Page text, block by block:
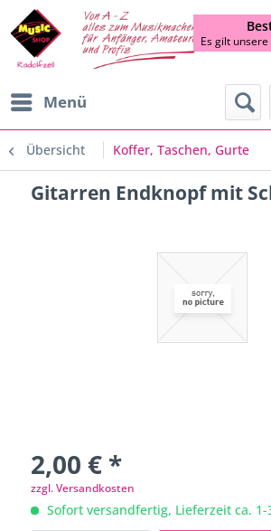
Menü
Übersicht Koffer, Taschen, Gurte
Gitarren Endknopf mit
2,00 € *
zzgl. Versandkosten
Sofort versandfertig, Lieferzeit ca. 1-
Es gilt unsere